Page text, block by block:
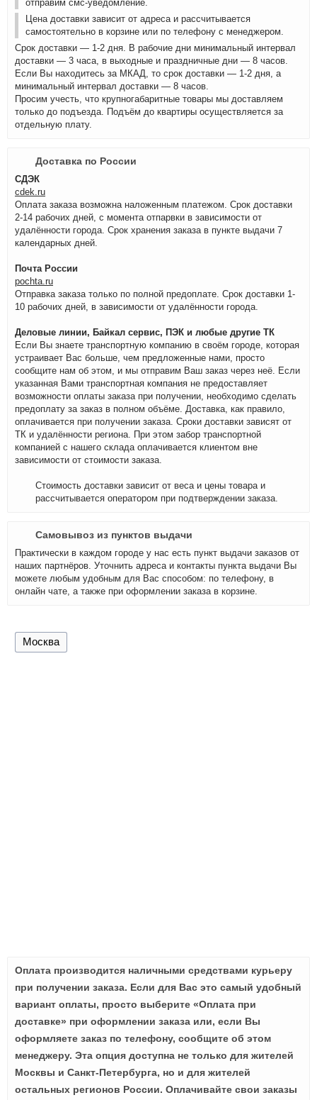
отправим смс-уведомление.
Цена доставки зависит от адреса и рассчитывается
самостоятельно в корзине или по телефону с менеджером.
Срок доставки — 1-2 дня. В рабочие дни минимальный интервал
доставки — 3 часа, в выходные и праздничные дни — 8 часов.
Если Вы находитесь за МКАД, то срок доставки — 1-2 дня, а
минимальный интервал доставки — 8 часов.
Просим учесть, что крупногабаритные товары мы доставляем
только до подъезда. Подъём до квартиры осуществляется за
отдельную плату.
Доставка по России
СДЭК
cdek.ru
Оплата заказа возможна наложенным платежом. Срок доставки
2-14 рабочих дней, с момента отпарвки в зависимости от
удалённости города. Срок хранения заказа в пункте выдачи 7
календарных дней.
Почта России
pochta.ru
Отправка заказа только по полной предоплате. Срок доставки 1-
10 рабочих дней, в зависимости от удалённости города.
Деловые линии, Байкал сервис, ПЭК и любые другие ТК
Если Вы знаете транспортную компанию в своём городе, которая
устраивает Вас больше, чем предложенные нами, просто
сообщите нам об этом, и мы отправим Ваш заказ через неё. Если
указанная Вами транспортная компания не предоставляет
возможности оплаты заказа при получении, необходимо сделать
предоплату за заказ в полном объёме. Доставка, как правило,
оплачивается при получении заказа. Сроки доставки зависят от
ТК и удалённости региона. При этом забор транспортной
компанией с нашего склада оплачивается клиентом вне
зависимости от стоимости заказа.
Стоимость доставки зависит от веса и цены товара и
рассчитывается оператором при подтверждении заказа.
Самовывоз из пунктов выдачи
Практически в каждом городе у нас есть пункт выдачи заказов от
наших партнёров. Уточнить адреса и контакты пункта выдачи Вы
можете любым удобным для Вас способом: по телефону, в
онлайн чате, а также при оформлении заказа в корзине.
Москва
Оплата производится наличными средствами курьеру
при получении заказа. Если для Вас это самый удобный
вариант оплаты, просто выберите «Оплата при
доставке» при оформлении заказа или, если Вы
оформляете заказ по телефону, сообщите об этом
менеджеру. Эта опция доступна не только для жителей
Москвы и Санкт-Петербурга, но и для жителей
остальных регионов России. Оплачивайте свои заказы